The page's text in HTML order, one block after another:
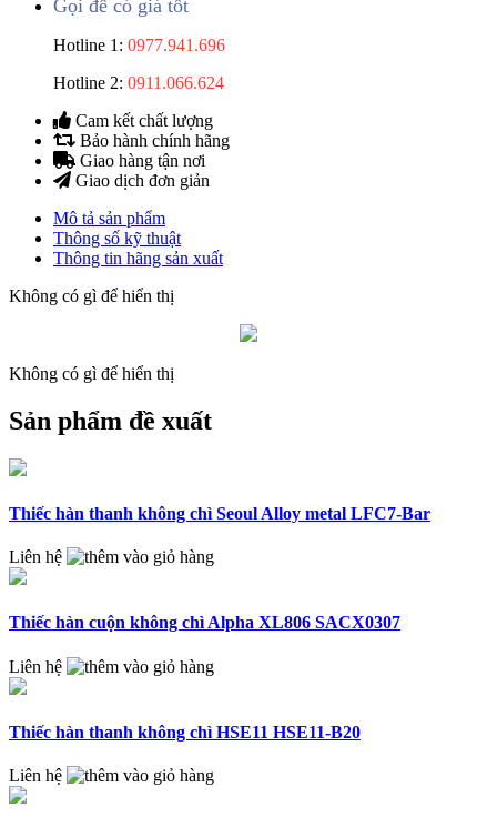
Gọi để có giá tốt
Hotline 1: 0977.941.696
Hotline 2: 0911.066.624
Cam kết chất lượng
Bảo hành chính hãng
Giao hàng tận nơi
Giao dịch đơn giản
Mô tả sản phẩm
Thông số kỹ thuật
Thông tin hãng sản xuất
Không có gì để hiển thị
Không có gì để hiển thị
Sản phẩm đề xuất
Thiếc hàn thanh không chì Seoul Alloy metal LFC7-Bar
Liên hệ
Thiếc hàn cuộn không chì Alpha XL806 SACX0307
Liên hệ
Thiếc hàn thanh không chì HSE11 HSE11-B20
Liên hệ